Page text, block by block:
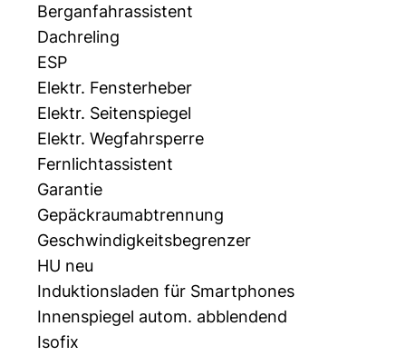
Berganfahrassistent
Dachreling
ESP
Elektr. Fensterheber
Elektr. Seitenspiegel
Elektr. Wegfahrsperre
Fernlichtassistent
Garantie
Gepäckraumabtrennung
Geschwindigkeitsbegrenzer
HU neu
Induktionsladen für Smartphones
Innenspiegel autom. abblendend
Isofix